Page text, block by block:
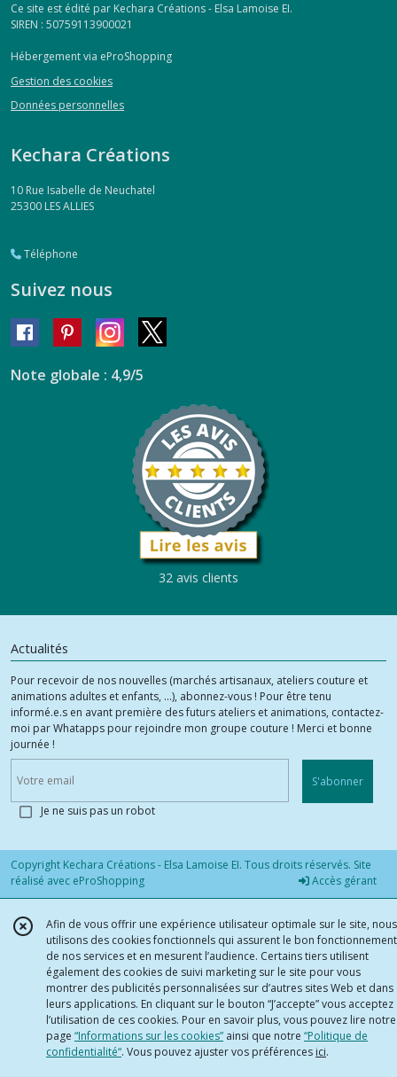
Ce site est édité par Kechara Créations - Elsa Lamoise EI.
SIREN : 50759113900021
Hébergement via eProShopping
Gestion des cookies
Données personnelles
Kechara Créations
10 Rue Isabelle de Neuchatel
25300 LES ALLIES
Téléphone
Suivez nous
Note globale : 4,9/5
32 avis clients
Actualités
Pour recevoir de nos nouvelles (marchés artisanaux, ateliers couture et
animations adultes et enfants, ...), abonnez-vous ! Pour être tenu
informé.e.s en avant première des futurs ateliers et animations, contactez-
moi par Whatapps pour rejoindre mon groupe couture ! Merci et bonne
journée !
S'abonner
Je ne suis pas un robot
Copyright Kechara Créations - Elsa Lamoise EI. Tous droits réservés. Site
réalisé avec eProShopping Accès gérant
Afin de vous offrir une expérience utilisateur optimale sur le site, nous
utilisons des cookies fonctionnels qui assurent le bon fonctionnement
de nos services et en mesurent l’audience. Certains tiers utilisent
également des cookies de suivi marketing sur le site pour vous
montrer des publicités personnalisées sur d’autres sites Web et dans
leurs applications. En cliquant sur le bouton “J’accepte” vous acceptez
l’utilisation de ces cookies. Pour en savoir plus, vous pouvez lire notre
page “Informations sur les cookies” ainsi que notre “Politique de
confidentialité“. Vous pouvez ajuster vos préférences ici.